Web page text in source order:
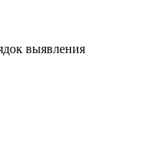
выявления